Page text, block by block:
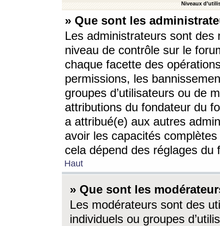
Niveaux
» Que sont les
Les administrateurs sont
niveau de contrôle sur le
chaque facette des
permissions, les
groupes d’utilisateurs ou de
attributions du fondateur du
a attribué(e) aux autres
avoir les capacités
cela dépend des réglages du
Haut
» Que sont les
Les modérateurs sont des
individuels ou groupes